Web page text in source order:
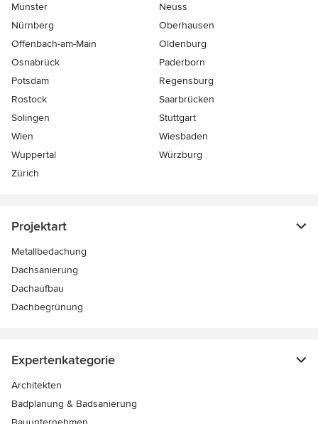
Münster
Neuss
Nürnberg
Oberhausen
Offenbach-am-Main
Oldenburg
Osnabrück
Paderborn
Potsdam
Regensburg
Rostock
Saarbrücken
Solingen
Stuttgart
Wien
Wiesbaden
Wuppertal
Würzburg
Zürich
Projektart
Metallbedachung
Dachsanierung
Dachaufbau
Dachbegrünung
Expertenkategorie
Architekten
Badplanung & Badsanierung